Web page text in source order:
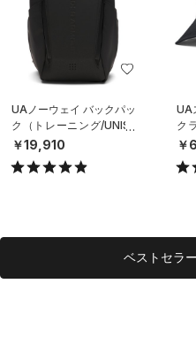
UAノーウェイ バックパッ
ク（トレーニング/UNISE
X）
￥19,910
UA
ク
（
X）
￥
ベストセラ